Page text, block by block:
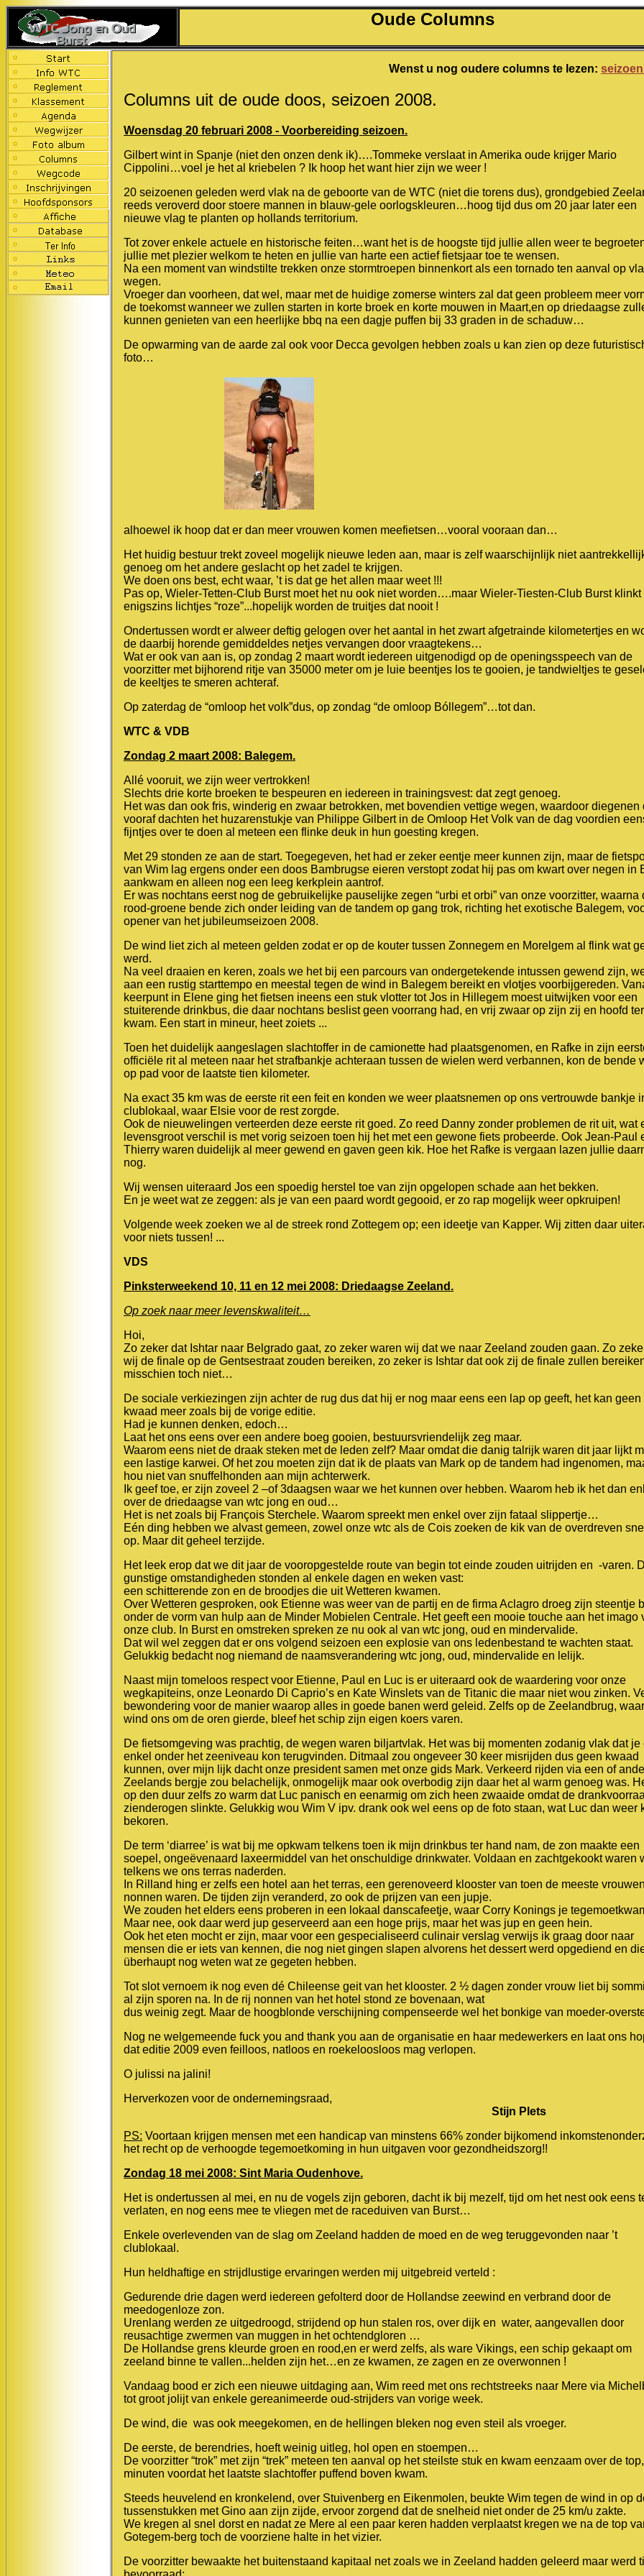
Oude Columns
Wenst u nog oudere columns te lezen:
Columns uit de oude doos, seizoen 2008.
Woensdag 20 februari 2008 - Voorbereiding seizoen.
Gilbert wint in Spanje (niet den onzen denk ik)….Tommeke verslaat in Amerika oude krijger Mario
Cippolini…voel je het al kriebelen ? Ik hoop het want hier zijn we weer !
20 seizoenen geleden werd vlak na de geboorte van de WTC (niet die torens dus), grondgebied
reeds veroverd door stoere mannen in blauw-gele oorlogskleuren…hoog tijd dus om 20 jaar later een
nieuwe vlag te planten op hollands territorium.
Tot zover enkele actuele en historische feiten…want het is de hoogste tijd jullie allen weer te
jullie met plezier welkom te heten en jullie van harte een actief fietsjaar toe te wensen.
Na een moment van windstilte trekken onze stormtroepen binnenkort als een tornado ten aanval op
wegen.
Vroeger dan voorheen, dat wel, maar met de huidige zomerse winters zal dat geen probleem meer
de toekomst wanneer we zullen starten in korte broek en korte mouwen in Maart,en op driedaagse
kunnen genieten van een heerlijke bbq na een dagje puffen bij 33 graden in de schaduw…
De opwarming van de aarde zal ook voor Decca gevolgen hebben zoals u kan zien op deze
foto…
alhoewel ik hoop dat er dan meer vrouwen komen meefietsen…vooral vooraan dan…
Het huidig bestuur trekt zoveel mogelijk nieuwe leden aan, maar is zelf waarschijnlijk niet
genoeg om het andere geslacht op het zadel te krijgen.
We doen ons best, echt waar, ’t is dat ge het allen maar weet !!!
Pas op, Wieler-Tetten-Club Burst moet het nu ook niet worden….maar Wieler-Tiesten-Club Burst klinkt
enigszins lichtjes “roze”...hopelijk worden de truitjes dat nooit !
Ondertussen wordt er alweer deftig gelogen over het aantal in het zwart afgetrainde kilometertjes en
de daarbij horende gemiddeldes netjes vervangen door vraagtekens…
Wat er ook van aan is, op zondag 2 maart wordt iedereen uitgenodigd op de openingsspeech van de
voorzitter met bijhorend ritje van 35000 meter om je luie beentjes los te gooien, je tandwieltjes te
de keeltjes te smeren achteraf.
Op zaterdag de “omloop het volk”dus, op zondag “de omloop Bóllegem”…tot dan.
WTC & VDB
Zondag 2 maart 2008: Balegem.
Allé vooruit, we zijn weer vertrokken!
Slechts drie korte broeken te bespeuren en iedereen in trainingsvest: dat zegt genoeg.
Het was dan ook fris, winderig en zwaar betrokken, met bovendien vettige wegen, waardoor diegenen
vooraf dachten het huzarenstukje van Philippe Gilbert in de Omloop Het Volk van de dag voordien
fijntjes over te doen al meteen een flinke deuk in hun goesting kregen.
Met 29 stonden ze aan de start. Toegegeven, het had er zeker eentje meer kunnen zijn, maar de
van Wim lag ergens onder een doos Bambrugse eieren verstopt zodat hij pas om kwart over negen in
aankwam en alleen nog een leeg kerkplein aantrof.
Er was nochtans eerst nog de gebruikelijke pauselijke zegen “urbi et orbi” van onze voorzitter, waarna
rood-groene bende zich onder leiding van de tandem op gang trok, richting het exotische Balegem,
opener van het jubileumseizoen 2008.
De wind liet zich al meteen gelden zodat er op de kouter tussen Zonnegem en Morelgem al flink wat
werd.
Na veel draaien en keren, zoals we het bij een parcours van ondergetekende intussen gewend zijn,
aan een rustig starttempo en meestal tegen de wind in Balegem bereikt en vlotjes voorbijgereden.
keerpunt in Elene ging het fietsen ineens een stuk vlotter tot Jos in Hillegem moest uitwijken voor een
stuiterende drinkbus, die daar nochtans beslist geen voorrang had, en vrij zwaar op zijn zij en hoofd
kwam. Een start in mineur, heet zoiets ...
Toen het duidelijk aangeslagen slachtoffer in de camionette had plaatsgenomen, en Rafke in zijn
officiële rit al meteen naar het strafbankje achteraan tussen de wielen werd verbannen, kon de bende
op pad voor de laatste tien kilometer.
Na exact 35 km was de eerste rit een feit en konden we weer plaatsnemen op ons vertrouwde bankje
clublokaal, waar Elsie voor de rest zorgde.
Ook de nieuwelingen verteerden deze eerste rit goed. Zo reed Danny zonder problemen de rit uit, wat
levensgroot verschil is met vorig seizoen toen hij het met een gewone fiets probeerde. Ook Jean-Paul
Thierry waren duidelijk al meer gewend en gaven geen kik. Hoe het Rafke is vergaan lazen jullie
nog.
Wij wensen uiteraard Jos een spoedig herstel toe van zijn opgelopen schade aan het bekken.
En je weet wat ze zeggen: als je van een paard wordt gegooid, er zo rap mogelijk weer opkruipen!
Volgende week zoeken we al de streek rond Zottegem op; een ideetje van Kapper. Wij zitten daar
voor niets tussen! ...
VDS
Pinksterweekend 10, 11 en 12 mei 2008: Driedaagse Zeeland.
Op zoek naar meer levenskwaliteit…
Hoi,
Zo zeker dat Ishtar naar Belgrado gaat, zo zeker waren wij dat we naar Zeeland zouden gaan. Zo
wij de finale op de Gentsestraat zouden bereiken, zo zeker is Ishtar dat ook zij de finale zullen
misschien toch niet…
De sociale verkiezingen zijn achter de rug dus dat hij er nog maar eens een lap op geeft, het kan geen
kwaad meer zoals bij de vorige editie.
Had je kunnen denken, edoch…
Laat het ons eens over een andere boeg gooien, bestuursvriendelijk zeg maar.
Waarom eens niet de draak steken met de leden zelf? Maar omdat die danig talrijk waren dit jaar lijkt
een lastige karwei. Of het zou moeten zijn dat ik de plaats van Mark op de tandem had ingenomen,
hou niet van snuffelhonden aan mijn achterwerk.
Ik geef toe, er zijn zoveel 2 –of 3daagsen waar we het kunnen over hebben. Waarom heb ik het dan
over de driedaagse van wtc jong en oud…
Het is net zoals bij François Sterchele. Waarom spreekt men enkel over zijn fataal slippertje…
Eén ding hebben we alvast gemeen, zowel onze wtc als de Cois zoeken de kik van de overdreven
op. Maar dit geheel terzijde.
Het leek erop dat we dit jaar de vooropgestelde route van begin tot einde zouden uitrijden en -varen.
gunstige omstandigheden stonden al enkele dagen en weken vast:
een schitterende zon en de broodjes die uit Wetteren kwamen.
Over Wetteren gesproken, ook Etienne was weer van de partij en de firma Aclagro droeg zijn steentje
onder de vorm van hulp aan de Minder Mobielen Centrale. Het geeft een mooie touche aan het imago
onze club. In Burst en omstreken spreken ze nu ook al van wtc jong, oud en mindervalide.
Dat wil wel zeggen dat er ons volgend seizoen een explosie van ons ledenbestand te wachten staat.
Gelukkig bedacht nog niemand de naamsverandering wtc jong, oud, mindervalide en lelijk.
Naast mijn tomeloos respect voor Etienne, Paul en Luc is er uiteraard ook de waardering voor onze
wegkapiteins, onze Leonardo Di Caprio’s en Kate Winslets van de Titanic die maar niet wou zinken.
bewondering voor de manier waarop alles in goede banen werd geleid. Zelfs op de Zeelandbrug,
wind ons om de oren gierde, bleef het schip zijn eigen koers varen.
De fietsomgeving was prachtig, de wegen waren biljartvlak. Het was bij momenten zodanig vlak dat je
enkel onder het zeeniveau kon terugvinden. Ditmaal zou ongeveer 30 keer misrijden dus geen kwaad
kunnen, over mijn lijk dacht onze president samen met onze gids Mark. Verkeerd rijden via een of
Zeelands bergje zou belachelijk, onmogelijk maar ook overbodig zijn daar het al warm genoeg was.
op den duur zelfs zo warm dat Luc panisch en eenarmig om zich heen zwaaide omdat de
zienderogen slinkte. Gelukkig wou Wim V ipv. drank ook wel eens op de foto staan, wat Luc dan weer
bekoren.
De term ‘diarree’ is wat bij me opkwam telkens toen ik mijn drinkbus ter hand nam, de zon maakte een
soepel, ongeëvenaard laxeermiddel van het onschuldige drinkwater. Voldaan en zachtgekookt waren
telkens we ons terras naderden.
In Rilland hing er zelfs een hotel aan het terras, een gerenoveerd klooster van toen de meeste
nonnen waren. De tijden zijn veranderd, zo ook de prijzen van een jupje.
We zouden het elders eens proberen in een lokaal danscafeetje, waar Corry Konings je
Maar nee, ook daar werd jup geserveerd aan een hoge prijs, maar het was jup en geen hein.
Ook het eten mocht er zijn, maar voor een gespecialiseerd culinair verslag verwijs ik graag door naar
mensen die er iets van kennen, die nog niet gingen slapen alvorens het dessert werd opgediend en
überhaupt nog weten wat ze gegeten hebben.
Tot slot vernoem ik nog even dé Chileense geit van het klooster. 2 ½ dagen zonder vrouw liet bij
al zijn sporen na. In de rij nonnen van het hotel stond ze bovenaan, wat
dus weinig zegt. Maar de hoogblonde verschijning compenseerde wel het bonkige van moeder-
Nog ne welgemeende fuck you and thank you aan de organisatie en haar medewerkers en laat ons
dat editie 2009 even feilloos, natloos en roekeloosloos mag verlopen.
O julissi na jalini!
Herverkozen voor de ondernemingsraad,
Stijn Plets
PS: Voortaan krijgen mensen met een handicap van minstens 66% zonder bijkomend
het recht op de verhoogde tegemoetkoming in hun uitgaven voor gezondheidszorg!!
Zondag 18 mei 2008: Sint Maria Oudenhove.
Het is ondertussen al mei, en nu de vogels zijn geboren, dacht ik bij mezelf, tijd om het nest ook eens
verlaten, en nog eens mee te vliegen met de raceduiven van Burst…
Enkele overlevenden van de slag om Zeeland hadden de moed en de weg teruggevonden naar ’t
clublokaal.
Hun heldhaftige en strijdlustige ervaringen werden mij uitgebreid verteld :
Gedurende drie dagen werd iedereen gefolterd door de Hollandse zeewind en verbrand door de
meedogenloze zon.
Urenlang werden ze uitgedroogd, strijdend op hun stalen ros, over dijk en water, aangevallen door
reusachtige zwermen van muggen in het ochtendgloren …
De Hollandse grens kleurde groen en rood,en er werd zelfs, als ware Vikings, een schip gekaapt om
zeeland binne te vallen...helden zijn het…en ze kwamen, ze zagen en ze overwonnen !
Vandaag bood er zich een nieuwe uitdaging aan, Wim reed met ons rechtstreeks naar Mere via
tot groot jolijt van enkele gereanimeerde oud-strijders van vorige week.
De wind, die was ook meegekomen, en de hellingen bleken nog even steil als vroeger.
De eerste, de berendries, hoeft weinig uitleg, hol open en stoempen…
De voorzitter “trok” met zijn “trek” meteen ten aanval op het steilste stuk en kwam eenzaam over de top,
minuten voordat het laatste slachtoffer puffend boven kwam.
Steeds heuvelend en kronkelend, over Stuivenberg en Eikenmolen, beukte Wim tegen de wind in op
tussenstukken met Gino aan zijn zijde, ervoor zorgend dat de snelheid niet onder de 25 km/u zakte.
We kregen al snel dorst en nadat ze Mere al een paar keren hadden verplaatst kregen we na de top
Gotegem-berg toch de voorziene halte in het vizier.
De voorzitter bewaakte het buitenstaand kapitaal net zoals we in Zeeland hadden geleerd maar werd